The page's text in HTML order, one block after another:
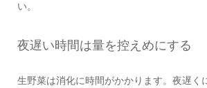
い。
夜遅い時間は量を控えめにする
生野菜は消化に時間がかかります。夜遅く